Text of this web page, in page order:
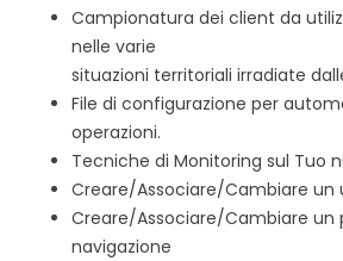
Campionatura dei client da
nelle varie
situazioni territoriali irradiate
File di configurazione per
operazioni.
Tecniche di Monitoring sul Tuo
Creare/Associare/Cambiare un
Creare/Associare/Cambiare un
navigazione